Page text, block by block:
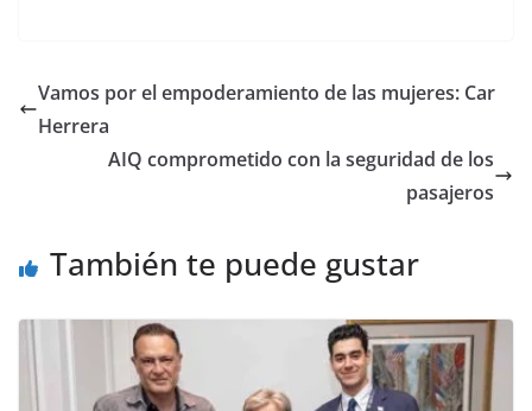
a
e
b
w
er
m
l
h
s
p
o
y
n
el
gr
m
e
Vamos por el empoderamiento de las mujeres: Car
Herrera
AIQ comprometido con la seguridad de los
pasajeros
También te puede gustar